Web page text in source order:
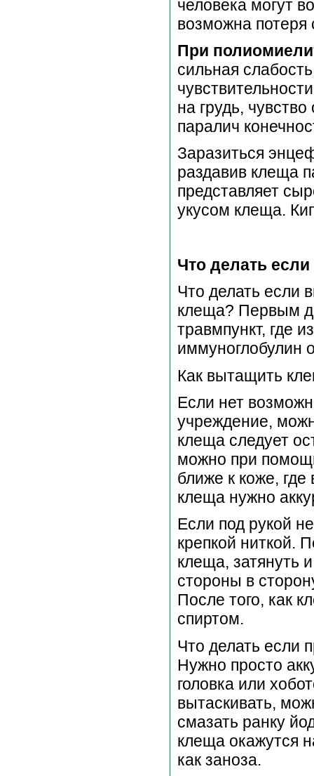
человека могут
возможна потеря
При
сильная
на грудь,
паралич
Заразиться
раздавив клеща
представляет
укусом клеща.
Что делать
Что делать если
клеща? Первым
травмпункт, где
иммуноглобулин
Как вытащить
Если нет
учреждение,
клеща следует
можно при
ближе к коже, где
клеща нужно
Если под рукой
крепкой ниткой.
клеща, затянуть
стороны в
После того, как
спиртом.
Что делать если
Нужно просто
головка или
вытаскивать,
смазать ранку
клеща окажутся
как заноза.